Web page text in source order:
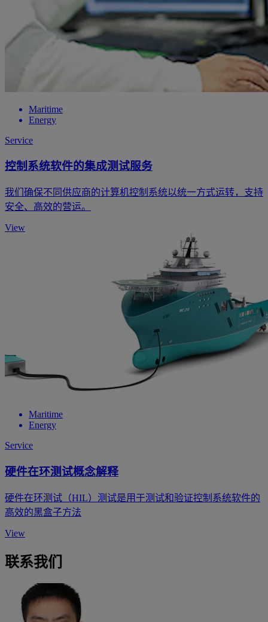
Maritime
Energy
Service
控制系统软件的集成测试服务
我们确保不同供应商的计算机控制系统以统一方式运转，支持
安全、高效的营运。
View
Maritime
Energy
Service
硬件在环测试概念解释
硬件在环测试（HIL）测试是用于测试和验证控制系统软件的
高效的黑盒子方法
View
联系我们